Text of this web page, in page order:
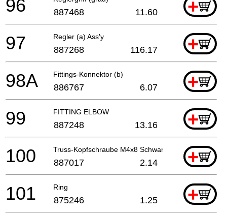
+
96 887468 11.60
Regler (a) Ass'y +
97 887268 116.17
Fittings-Konnektor (b) +
98A 886767 6.07
FITTING ELBOW +
99 887248 13.16
Truss-Kopfschraube M4x8 Schwarz +
100 887017 2.14
Ring +
101 875246 1.25